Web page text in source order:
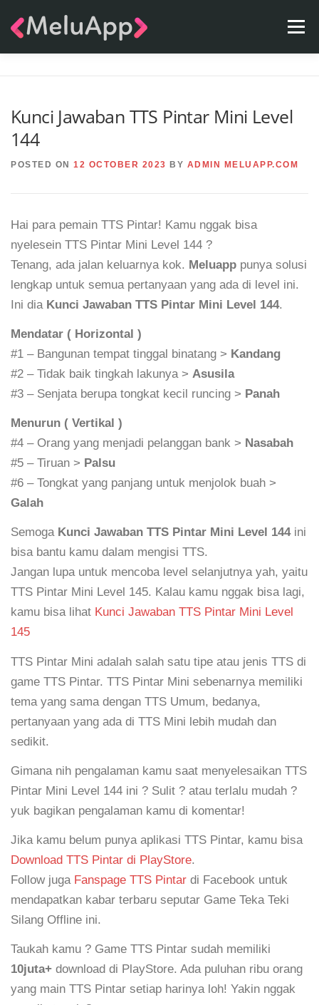
Menu
Kunci Jawaban TTS Pintar Mini Level
144
POSTED ON 12 OCTOBER 2023 BY ADMIN MELUAPP.COM
Hai para pemain TTS Pintar! Kamu nggak bisa
nyelesein TTS Pintar Mini Level 144 ?
Tenang, ada jalan keluarnya kok. Meluapp punya solusi
lengkap untuk semua pertanyaan yang ada di level ini.
Ini dia Kunci Jawaban TTS Pintar Mini Level 144.
Mendatar ( Horizontal )
#1 – Bangunan tempat tinggal binatang > Kandang
#2 – Tidak baik tingkah lakunya > Asusila
#3 – Senjata berupa tongkat kecil runcing > Panah
Menurun ( Vertikal )
#4 – Orang yang menjadi pelanggan bank > Nasabah
#5 – Tiruan > Palsu
#6 – Tongkat yang panjang untuk menjolok buah >
Galah
Semoga Kunci Jawaban TTS Pintar Mini Level 144ini
bisa bantu kamu dalam mengisi TTS.
Jangan lupa untuk mencoba level selanjutnya yah, yaitu
TTS Pintar Mini Level 145. Kalau kamu nggak bisa lagi,
kamu bisa lihat Kunci Jawaban TTS Pintar Mini Level
145
TTS Pintar Mini adalah salah satu tipe atau jenis TTS di
game TTS Pintar. TTS Pintar Mini sebenarnya memiliki
tema yang sama dengan TTS Umum, bedanya,
pertanyaan yang ada di TTS Mini lebih mudah dan
sedikit.
Gimana nih pengalaman kamu saat menyelesaikan TTS
Pintar Mini Level 144 ini ? Sulit ? atau terlalu mudah ?
yuk bagikan pengalaman kamu di komentar!
Jika kamu belum punya aplikasi TTS Pintar, kamu bisa
Download TTS Pintar di PlayStore.
Follow juga Fanspage TTS Pintar di Facebook untuk
mendapatkan kabar terbaru seputar Game Teka Teki
Silang Offline ini.
Taukah kamu ? Game TTS Pintar sudah memiliki
10juta+ download di PlayStore. Ada puluhan ribu orang
yang main TTS Pintar setiap harinya loh! Yakin nggak